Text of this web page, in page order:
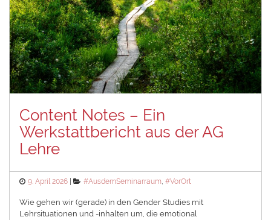
Content Notes – Ein
Werkstattbericht aus der AG
Lehre
Posted
9. April 2026 Categories
#AusdemSeminarraum,#VorOrt
Wie gehen wir (gerade) in den Gender Studies mit
Lehrsituationen und -inhalten um, die emotional